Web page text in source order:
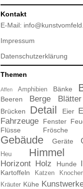
Kontakt
E-Mail:
Impressum
Datenschutzerklärung
Themen
Affen Amphibien Bänke
Beeren Berge Blätter
Brücken Detail Eier
Fahrzeuge
Fenster
Flüsse Frösche
Gebäude Geräte
Heu Himmel
Horizont Holz Hunde
Kartoffeln Katzen
Kräuter Kühe